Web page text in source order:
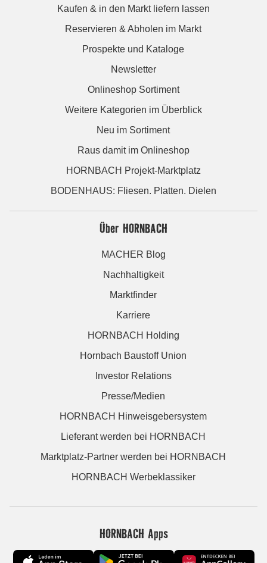
Kaufen & in den Markt liefern lassen
Reservieren & Abholen im Markt
Prospekte und Kataloge
Newsletter
Onlineshop Sortiment
Weitere Kategorien im Überblick
Neu im Sortiment
Raus damit im Onlineshop
HORNBACH Projekt-Marktplatz
BODENHAUS: Fliesen. Platten. Dielen
Über HORNBACH
MACHER Blog
Nachhaltigkeit
Marktfinder
Karriere
HORNBACH Holding
Hornbach Baustoff Union
Investor Relations
Presse/Medien
HORNBACH Hinweisgebersystem
Lieferant werden bei HORNBACH
Marktplatz-Partner werden bei HORNBACH
HORNBACH Werbeklassiker
HORNBACH Apps